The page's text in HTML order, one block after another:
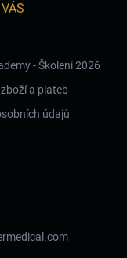
- Školení 2026
a plateb
údajů